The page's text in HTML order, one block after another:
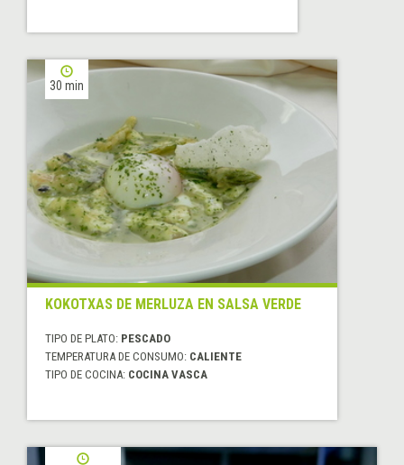
30 min
KOKOTXAS DE MERLUZA EN SALSA VERDE
TIPO DE PLATO: PESCADO
TEMPERATURA DE CONSUMO: CALIENTE
TIPO DE COCINA: COCINA VASCA